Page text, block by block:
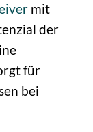
mit
der
für
bei